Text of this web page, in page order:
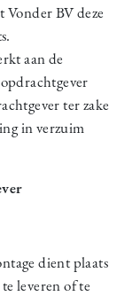
BV deze
aan de
ter zake
in verzuim
dient plaats
leveren of te